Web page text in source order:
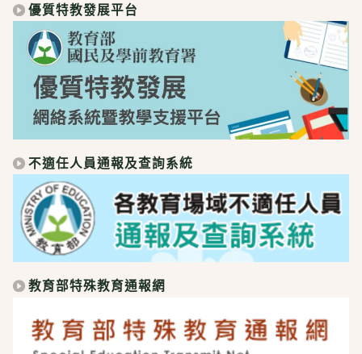
優質特教發展平台
不適任人員通報及查詢系統
教育部特殊教育通報網